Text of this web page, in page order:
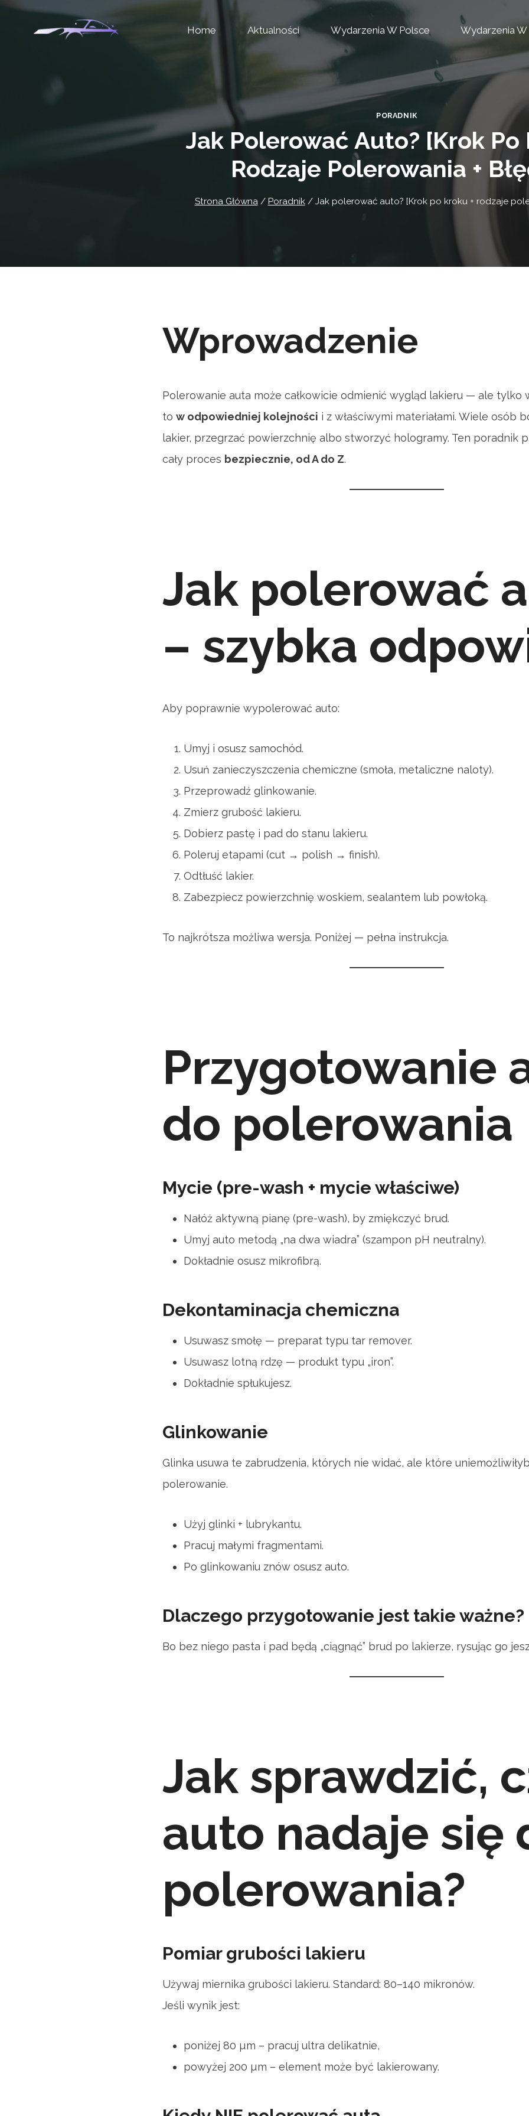
Przejdź
Home Aktualności Wydarzenia W Polsce Wydarzenia
PORADNIK
Jak Polerować Auto? [Krok Po
Rodzaje Polerowania +
Strona Główna / Poradnik / Jak polerować auto? [Krok po kroku + rodzaje
Wprowadzenie
Polerowanie auta może całkowicie odmienić wygląd lakieru — ale tylko
to w odpowiedniej kolejności i z właściwymi materiałami. Wiele osób
lakier, przegrzać powierzchnię albo stworzyć hologramy. Ten poradnik
cały proces bezpiecznie, od A do Z.
Jak polerować
– szybka
Aby poprawnie wypolerować auto:
Umyj i osusz samochód.
Usuń zanieczyszczenia chemiczne (smoła, metaliczne naloty).
Przeprowadź glinkowanie.
Zmierz grubość lakieru.
Dobierz pastę i pad do stanu lakieru.
Poleruj etapami (cut → polish → finish).
Odtłuść lakier.
Zabezpiecz powierzchnię woskiem, sealantem lub powłoką.
To najkrótsza możliwa wersja. Poniżej — pełna instrukcja.
Przygotowanie
do polerowania
Mycie (pre-wash + mycie właściwe)
Nałóż aktywną pianę (pre-wash), by zmiękczyć brud.
Umyj auto metodą „na dwa wiadra” (szampon pH neutralny).
Dokładnie osusz mikrofibrą.
Dekontaminacja chemiczna
Usuwasz smołę — preparat typu tar remover.
Usuwasz lotną rdzę — produkt typu „iron”.
Dokładnie spłukujesz.
Glinkowanie
Glinka usuwa te zabrudzenia, których nie widać, ale które
polerowanie.
Użyj glinki + lubrykantu.
Pracuj małymi fragmentami.
Po glinkowaniu znów osusz auto.
Dlaczego przygotowanie jest takie ważne?
Bo bez niego pasta i pad będą „ciągnąć” brud po lakierze, rysując go
Jak sprawdzić,
auto nadaje się
polerowania?
Pomiar grubości lakieru
Używaj miernika grubości lakieru. Standard: 80–140 mikronów.
Jeśli wynik jest:
poniżej 80 µm – pracuj ultra delikatnie,
powyżej 200 µm – element może być lakierowany.